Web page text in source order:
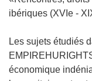
ibériques (XVIe -
Les sujets étudiés
économique